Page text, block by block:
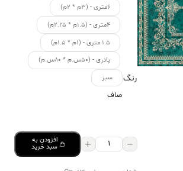
۶متری - (۳م * ۲م)
۴متری - (۱.۵م * ۲.۲۵م)
۱.۵ متری - (۱م * ۱.۵م)
پادری - (۵۰س.م * ۸۰س.م)
رنگ سبز
صاف
فرش
افزودن به
سبد خرید